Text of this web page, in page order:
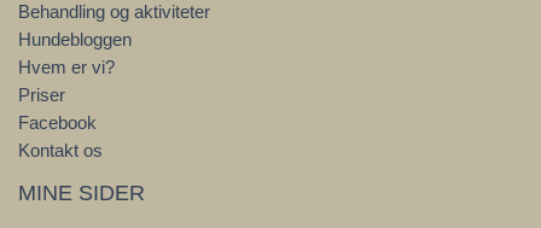
Behandling og aktiviteter
Hundebloggen
Hvem er vi?
Priser
Facebook
Kontakt os
MINE SIDER